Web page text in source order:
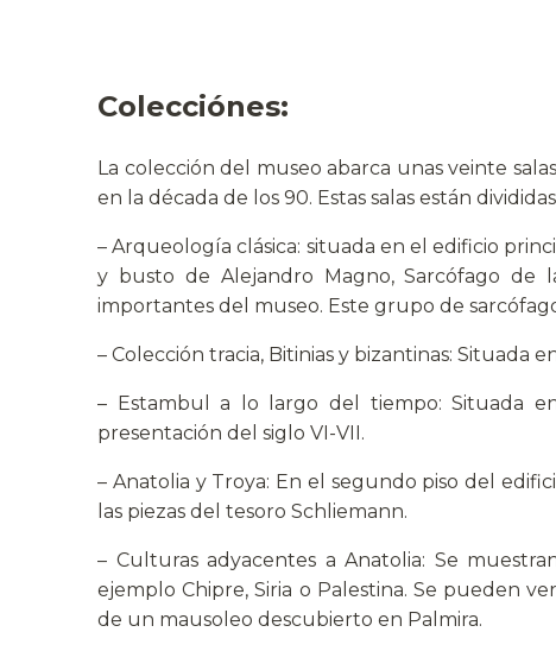
Colecciónes:
La colección del museo abarca unas veinte
en la década de los 90. Estas salas están
– Arqueología clásica: situada en el edificio
y busto de Alejandro Magno, Sarcófago de
importantes del museo. Este grupo de
– Colección tracia, Bitinias y bizantinas: Situada
– Estambul a lo largo del tiempo: Situada
presentación del siglo VI-VII.
– Anatolia y Troya: En el segundo piso del
las piezas del tesoro Schliemann.
– Culturas adyacentes a Anatolia: Se
ejemplo Chipre, Siria o Palestina. Se pueden
de un mausoleo descubierto en Palmira.